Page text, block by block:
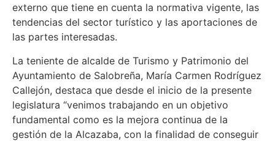
externo que tiene en cuenta la normativa vigente, las
tendencias del sector turístico y las aportaciones de
las partes interesadas.
La teniente de alcalde de Turismo y Patrimonio del
Ayuntamiento de Salobreña, María Carmen Rodríguez
Callejón, destaca que desde el inicio de la presente
legislatura “venimos trabajando en un objetivo
fundamental como es la mejora continua de la
gestión de la Alcazaba, con la finalidad de conseguir